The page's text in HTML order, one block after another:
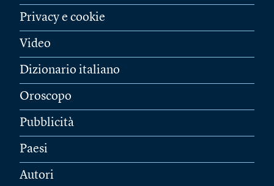
Privacy e cookie
Video
Dizionario italiano
Oroscopo
Pubblicità
Paesi
Autori